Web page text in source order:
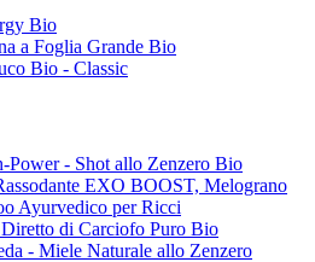
Bio
a Foglia Grande Bio
Bio - Classic
Power - Shot allo Zenzero Bio
EXO BOOST, Melograno
Ayurvedico per Ricci
di Carciofo Puro Bio
- Miele Naturale allo Zenzero